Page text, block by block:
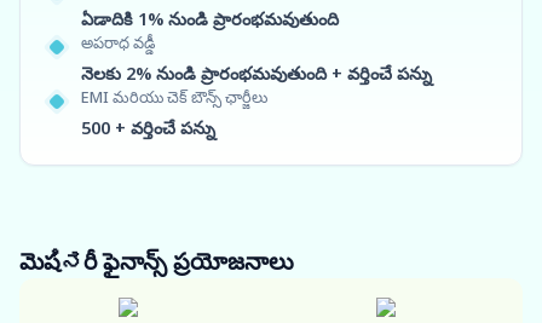
ఏడాదికి 1% నుండి ప్రారంభమవుతుంది
అపరాధ వడ్డీ
నెలకు 2% నుండి ప్రారంభమవుతుంది + వర్తించే పన్ను
EMI మరియు చెక్ బౌన్స్ ఛార్జీలు
500 + వర్తించే పన్ను
మెషಿನరీ ఫైనాన్స్ప్రయోజనాలు